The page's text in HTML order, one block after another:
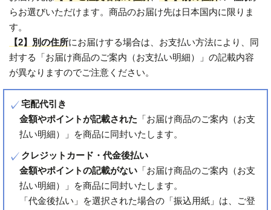
らお選びいただけます。商品のお届け先は日本国内に限りま
す。
【2】別の住所にお届けする場合は、お支払い方法により、同
封する「お届け商品のご案内（お支払い明細）」の記載内容
が異なりますのでご注意ください。
宅配代引き
金額やポイントが記載された 「お届け商品のご案内（お支
払い明細）」を商品に同封いたします。
クレジットカード・代金後払い
金額やポイントの記載がない 「お届け商品のご案内（お支
払い明細）」を商品に同封いたします。
「代金後払い」を選択された場合の「振込用紙」は、ご登